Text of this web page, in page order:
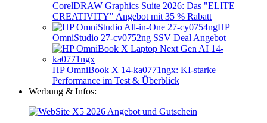
CorelDRAW Graphics Suite 2026: Das "ELITE
CREATIVITY" Angebot mit 35 % Rabatt
HP
OmniStudio 27-cv0752ng SSV Deal Angebot
HP OmniBook X 14-ka0771ngx: KI-starke
Performance im Test & Überblick
Werbung & Infos: